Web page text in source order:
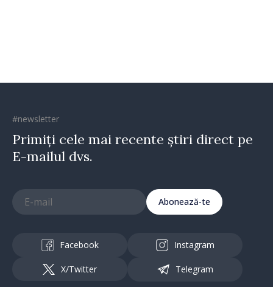
#newsletter
Primiți cele mai recente știri direct pe
E-mailul dvs.
Abonează-te
Facebook Instagram
X/Twitter Telegram